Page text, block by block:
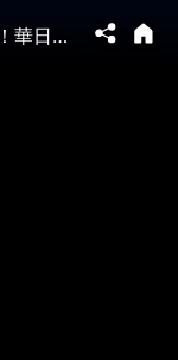
川普：談崩就炸所有水電油設施！華日曝奪濃縮鈾計劃猛料；伊總統發飆「不停戰只能撐3周」；習反常露面 | 靖遠開講 |唐靖遠 | 2026.03.30